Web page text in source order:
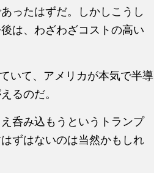
ったはずだ。しかしこうし
は、わざわざコストの高い
いて、アメリカが本気で半導
るのだ。
呑み込もうというトランプ
ずはないのは当然かもしれ